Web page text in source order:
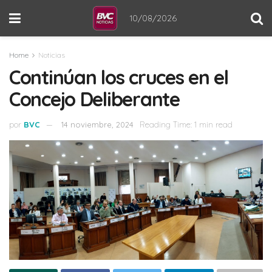
10/08/2026
Home Noticias
Continúan los cruces en el
Concejo Deliberante
por BVC 14 noviembre, 2024 Reading Time: 1 min read